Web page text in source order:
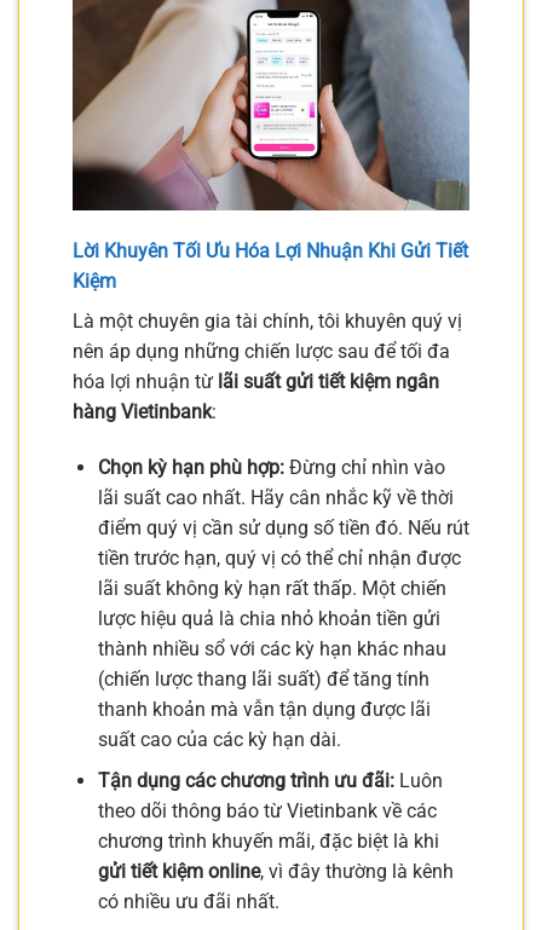
Lời Khuyên Tối Ưu Hóa Lợi Nhuận Khi Gửi Tiết
Kiệm
Là một chuyên gia tài chính, tôi khuyên quý vị
nên áp dụng những chiến lược sau để tối đa
hóa lợi nhuận từ lãi suất gửi tiết kiệm ngân
hàng Vietinbank:
Chọn kỳ hạn phù hợp:Đừng chỉ nhìn vào
lãi suất cao nhất. Hãy cân nhắc kỹ về thời
điểm quý vị cần sử dụng số tiền đó. Nếu rút
tiền trước hạn, quý vị có thể chỉ nhận được
lãi suất không kỳ hạn rất thấp. Một chiến
lược hiệu quả là chia nhỏ khoản tiền gửi
thành nhiều sổ với các kỳ hạn khác nhau
(chiến lược thang lãi suất) để tăng tính
thanh khoản mà vẫn tận dụng được lãi
suất cao của các kỳ hạn dài.
Tận dụng các chương trình ưu đãi:Luôn
theo dõi thông báo từ Vietinbank về các
chương trình khuyến mãi, đặc biệt là khi
gửi tiết kiệm online, vì đây thường là kênh
có nhiều ưu đãi nhất.